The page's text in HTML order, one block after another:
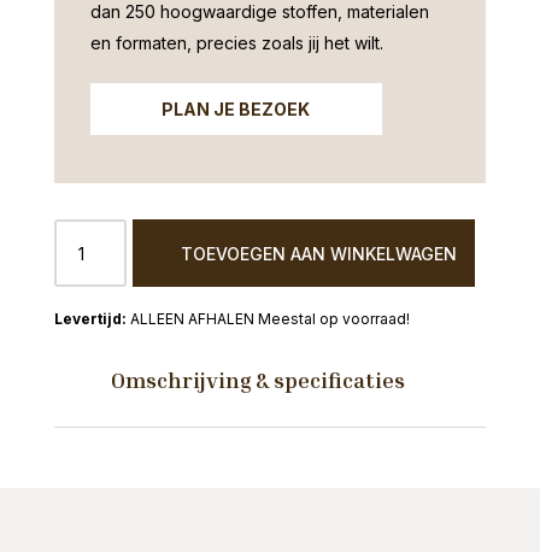
dan 250 hoogwaardige stoffen, materialen
en formaten, precies zoals jij het wilt.
PLAN JE BEZOEK
XXL
Vaas
Borne
TOEVOEGEN AAN WINKELWAGEN
ALLEEN AFHALEN Meestal op voorraad!
Omschrijving & specificaties